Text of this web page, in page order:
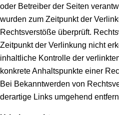
oder Betreiber der Seiten
wurden zum Zeitpunkt der
Rechtsverstöße überprüft.
Zeitpunkt der Verlinkung nicht
inhaltliche Kontrolle der
konkrete Anhaltspunkte einer
Bei Bekanntwerden von
derartige Links umgehend